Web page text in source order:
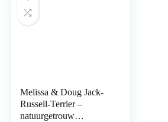
Melissa & Doug Jack-
Russell-Terrier –
natuurgetrouw